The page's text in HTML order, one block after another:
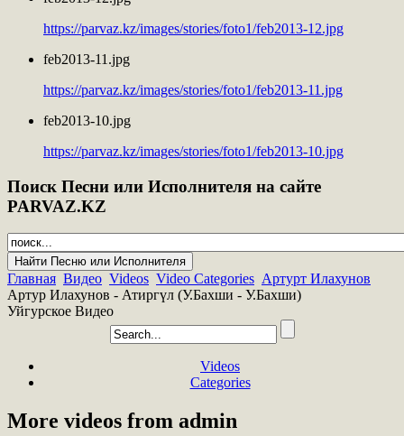
https://parvaz.kz/images/stories/foto1/feb2013-12.jpg
feb2013-11.jpg
https://parvaz.kz/images/stories/foto1/feb2013-11.jpg
feb2013-10.jpg
https://parvaz.kz/images/stories/foto1/feb2013-10.jpg
Поиск Песни или Исполнителя на сайте
PARVAZ.KZ
Главная Видео Videos Video Categories Артурт Илахунов
Артур Илахунов - Атиргүл (У.Бахши - У.Бахши)
Уйгурское Видео
Videos
Categories
More videos from admin